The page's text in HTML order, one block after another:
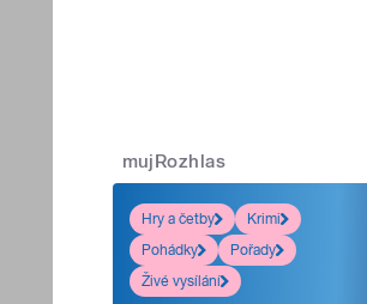
mujRozhlas
Hry a četby
Krimi
Pohádky
Pořady
Živé vysílání